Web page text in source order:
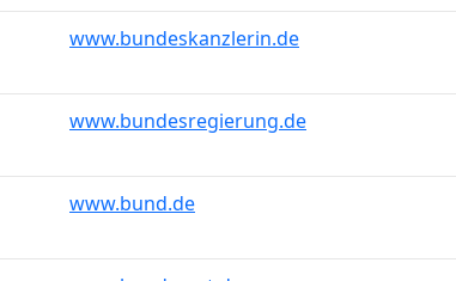
www.bundeskanzlerin.de
www.bundesregierung.de
www.bund.de